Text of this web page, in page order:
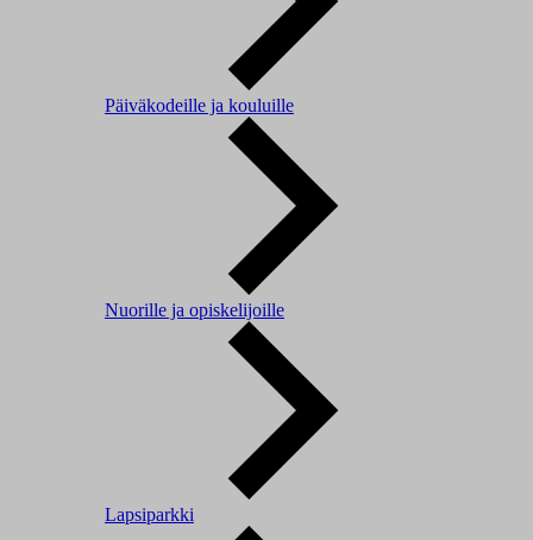
Päiväkodeille ja kouluille
Nuorille ja opiskelijoille
Lapsiparkki